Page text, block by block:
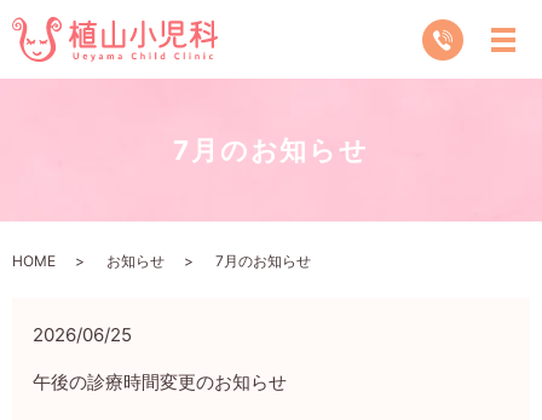
7月のお知らせ
HOME お知らせ 7月のお知らせ
2026/06/25
午後の診療時間変更のお知らせ